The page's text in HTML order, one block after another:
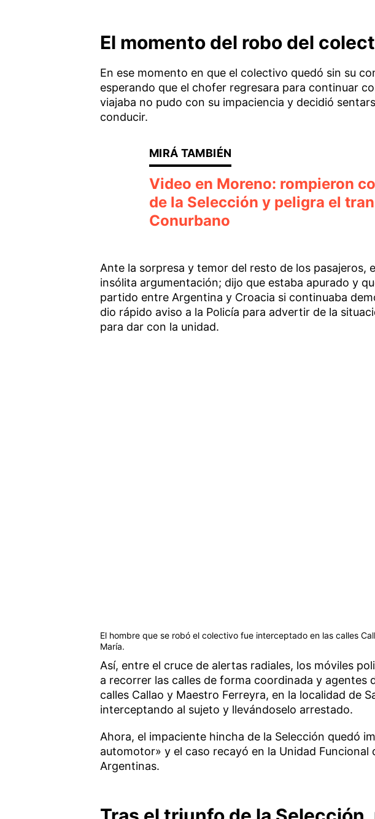
El momento del robo del
En ese momento en que el colectivo quedó sin su
esperando que el chofer regresara para continuar
viajaba no pudo con su impaciencia y decidió
conducir.
Video en Moreno: rompieron
de la Selección y peligra el
Conurbano
Ante la sorpresa y temor del resto de los pasajeros,
insólita argumentación; dijo que estaba apurado y
partido entre Argentina y Croacia si continuaba
dio rápido aviso a la Policía para advertir de la
para dar con la unidad.
El hombre que se robó el colectivo fue interceptado en las calles
María.
Así, entre el cruce de alertas radiales, los móviles
a recorrer las calles de forma coordinada y agentes
calles Callao y Maestro Ferreyra, en la localidad de
interceptando al sujeto y llevándoselo arrestado.
Ahora, el impaciente hincha de la Selección quedó
automotor» y el caso recayó en la Unidad
Argentinas.